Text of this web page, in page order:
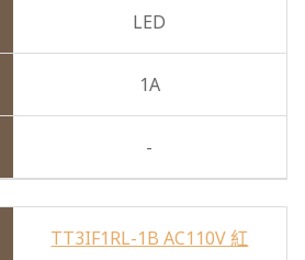
LED
1A
-
TT3IF1RL-1B AC110V 紅